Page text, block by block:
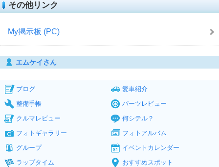
その他リンク
My掲示板 (PC)
エムケイさん
ブログ
愛車紹介
整備手帳
パーツレビュー
クルマレビュー
何シテル？
フォトギャラリー
フォトアルバム
グループ
イベントカレンダー
ラップタイム
おすすめスポット